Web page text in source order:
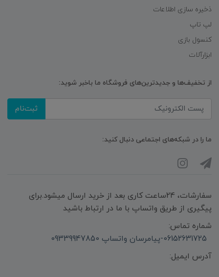
ذخیره سازی اطلاعات
لپ تاپ
کنسول بازی
ابزارآلات
از تخفیف‌ها و جدیدترین‌های فروشگاه ما باخبر شوید:
ثبت‌نام
ما را در شبکه‌های اجتماعی دنبال کنید:
سفارشات، 24ساعت کاری بعد از خرید ارسال میشود.برای
پیگیری از طریق واتساپ با ما در ارتباط باشید
شماره تماس:
06152631725-پیامرسان واتساپ 09339947850
آدرس ایمیل: